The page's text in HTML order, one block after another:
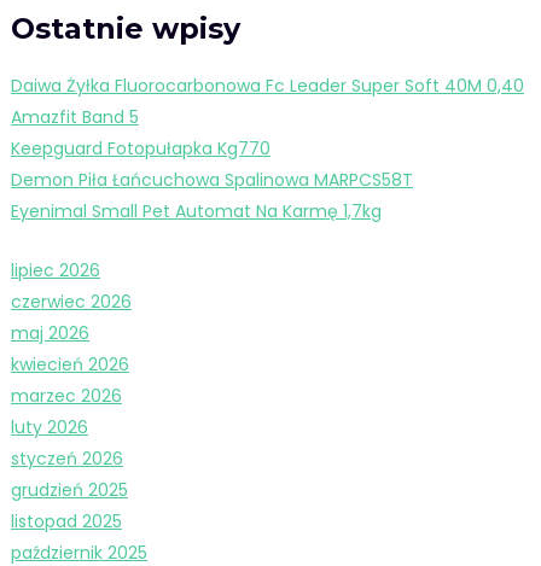
Ostatnie wpisy
Daiwa Żyłka Fluorocarbonowa Fc Leader Super Soft 40M 0,40
Amazfit Band 5
Keepguard Fotopułapka Kg770
Demon Piła Łańcuchowa Spalinowa MARPCS58T
Eyenimal Small Pet Automat Na Karmę 1,7kg
lipiec 2026
czerwiec 2026
maj 2026
kwiecień 2026
marzec 2026
luty 2026
styczeń 2026
grudzień 2025
listopad 2025
październik 2025